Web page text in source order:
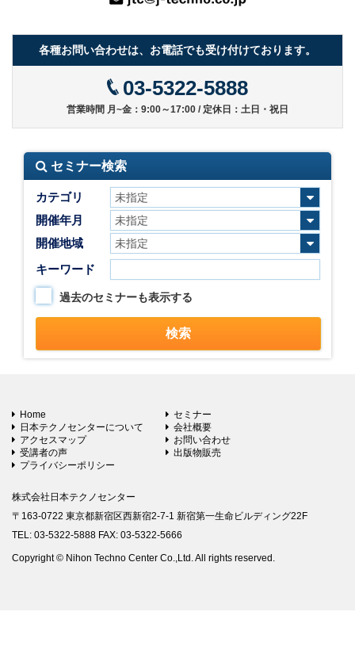
各種お問い合わせは、お電話でも受け付けております。
03-5322-5888
営業時間 月~金：9:00～17:00 / 定休日：土日・祝日
セミナー検索
カテゴリ
開催年月
開催地域
キーワード
過去のセミナーも表示する
Home
セミナー
日本テクノセンターについて
会社概要
アクセスマップ
お問い合わせ
受講者の声
出版物販売
プライバシーポリシー
株式会社日本テクノセンター
〒163-0722 東京都新宿区西新宿2-7-1 新宿第一生命ビルディング22F
TEL: 03-5322-5888 FAX: 03-5322-5666
Copyright © Nihon Techno Center Co.,Ltd. All rights reserved.